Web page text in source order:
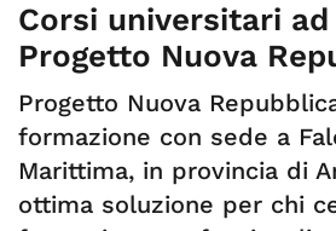
Corsi universitari ad
Progetto Nuova
Progetto Nuova
formazione con sede a
Marittima, in provincia di
ottima soluzione per chi